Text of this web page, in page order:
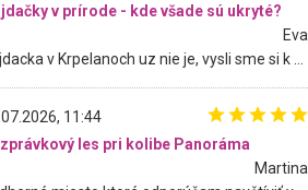
v prírode - kde všade sú ukryté?
Eva
11:44
les pri kolibe Panoráma
Martina